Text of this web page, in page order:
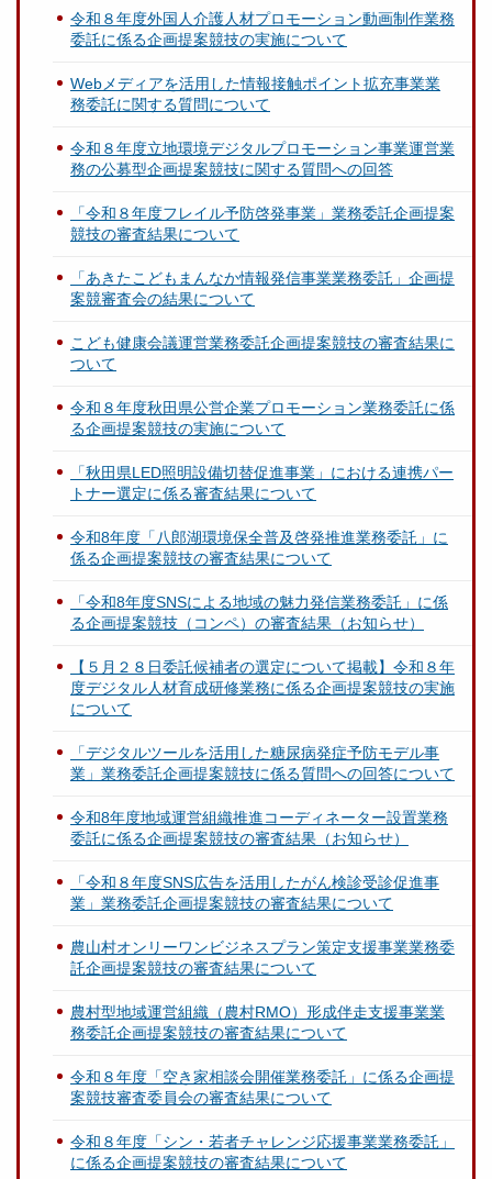
令和８年度外国人介護人材プロモーション動画制作業務
委託に係る企画提案競技の実施について
Webメディアを活用した情報接触ポイント拡充事業業
務委託に関する質問について
令和８年度立地環境デジタルプロモーション事業運営業
務の公募型企画提案競技に関する質問への回答
「令和８年度フレイル予防啓発事業」業務委託企画提案
競技の審査結果について
「あきたこどもまんなか情報発信事業業務委託」企画提
案競審査会の結果について
こども健康会議運営業務委託企画提案競技の審査結果に
ついて
令和８年度秋田県公営企業プロモーション業務委託に係
る企画提案競技の実施について
「秋田県LED照明設備切替促進事業」における連携パー
トナー選定に係る審査結果について
令和8年度「八郎湖環境保全普及啓発推進業務委託」に
係る企画提案競技の審査結果について
「令和8年度SNSによる地域の魅力発信業務委託」に係
る企画提案競技（コンペ）の審査結果（お知らせ）
【５月２８日委託候補者の選定について掲載】令和８年
度デジタル人材育成研修業務に係る企画提案競技の実施
について
「デジタルツールを活用した糖尿病発症予防モデル事
業」業務委託企画提案競技に係る質問への回答について
令和8年度地域運営組織推進コーディネーター設置業務
委託に係る企画提案競技の審査結果（お知らせ）
「令和８年度SNS広告を活用したがん検診受診促進事
業」業務委託企画提案競技の審査結果について
農山村オンリーワンビジネスプラン策定支援事業業務委
託企画提案競技の審査結果について
農村型地域運営組織（農村RMO）形成伴走支援事業業
務委託企画提案競技の審査結果について
令和８年度「空き家相談会開催業務委託」に係る企画提
案競技審査委員会の審査結果について
令和８年度「シン・若者チャレンジ応援事業業務委託」
に係る企画提案競技の審査結果について